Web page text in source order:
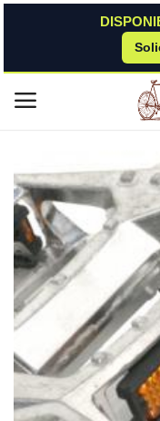
Meniu principal
Acasă
Listă de dorințe
Contact
Blog
Autentificare
Înregistrare
Pedale Aluminiu Oblice